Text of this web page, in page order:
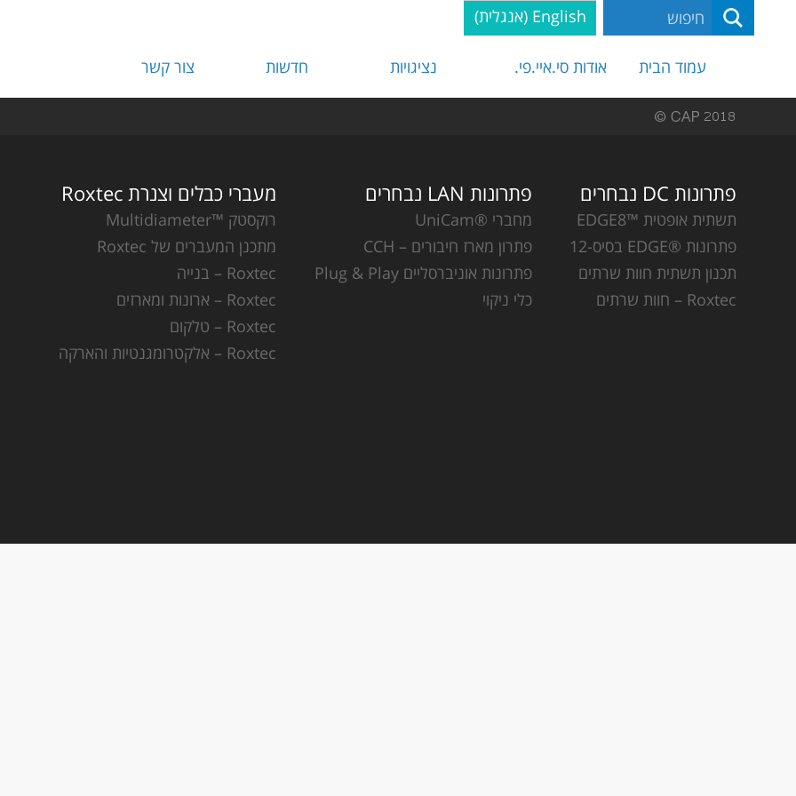
English
(אנגלית)
עמוד הבית אודות סי.איי.פי. נציגויות חדשות צור קשר
פתרונות DC נבחרים
תשתית אופטית ™EDGE8
פתרונות ®EDGE בסיס-12
תכנון תשתית חוות שרתים
Roxtec – חוות שרתים
פתרונות LAN נבחרים
מחברי ®UniCam
פתרון מארז חיבורים – CCH
פתרונות אוניברסליים Plug & Play
כלי ניקוי
מעברי כבלים וצנרת Roxtec
רוקסטק ™Multidiameter
מתכנן המעברים של Roxtec
Roxtec – בנייה
Roxtec – ארונות ומארזים
Roxtec – טלקום
Roxtec – אלקטרומגנטיות והארקה